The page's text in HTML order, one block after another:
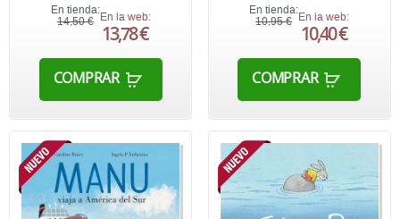
En tienda:
14,50 € En la web:
13,78 €
COMPRAR
En tienda:
10,95 € En la web:
10,40 €
COMPRAR